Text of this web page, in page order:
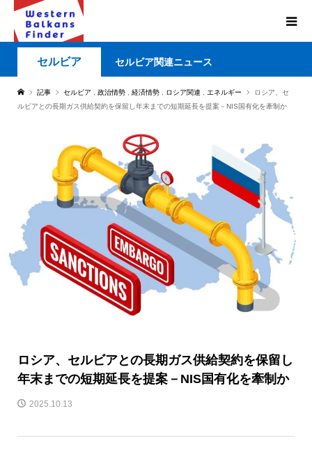
セルビア セルビア関連ニュース
記事 セルビア 政治情勢 経済情勢 ロシア関連 エネルギー
ロシア、セ
ルビアとの長期ガス供給契約を保留し年末までの短期延長を提案－NIS国有化を牽制か
ロシア、セルビアとの長期ガス供給契約を保留し
年末までの短期延長を提案－NIS国有化を牽制か
2025.10.13